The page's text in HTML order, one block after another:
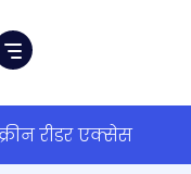
Menu
रीडर एक्सेस